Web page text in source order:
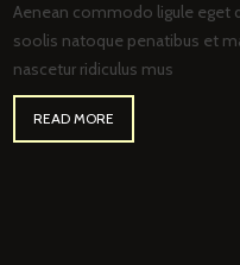
Aenean commodo ligule eget
soolis natoque penatibus et
nascetur ridiculus mus
READ MORE